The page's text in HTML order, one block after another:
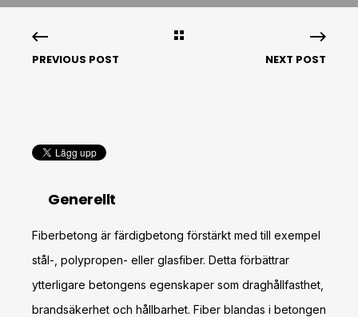
PREVIOUS POST NEXT POST
Generellt
Fiberbetong är färdigbetong förstärkt medtill exempel
stål-, polypropen- eller glasfiber. Detta förbättrar
ytterligare betongens egenskaper som draghållfasthet,
brandsäkerhet och hållbarhet. Fiber blandas i betongen